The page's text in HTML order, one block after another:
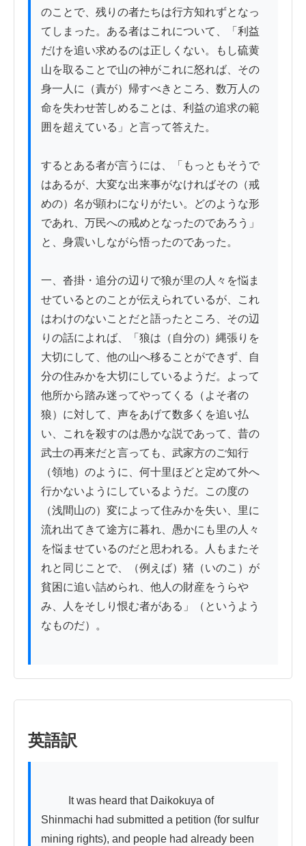
のことで、残りの者たちは行方知れずとなっ
てしまった。ある者はこれについて、「利益
だけを追い求めるのは正しくない。もし硫黄
山を取ることで山の神がこれに怒れば、その
身一人に（責が）帰すべきところ、数万人の
命を失わせ苦しめることは、利益の追求の範
囲を超えている」と言って答えた。
するとある者が言うには、「もっともそうで
はあるが、大変な出来事がなければその（戒
めの）名が顕わになりがたい。どのような形
であれ、万民への戒めとなったのであろう」
と、身震いしながら悟ったのであった。
一、沓掛・追分の辺りで狼が里の人々を悩ま
せているとのことが伝えられているが、これ
はわけのないことだと語ったところ、その辺
りの話によれば、「狼は（自分の）縄張りを
大切にして、他の山へ移ることができず、自
分の住みかを大切にしているようだ。よって
他所から踏み迷ってやってくる（よそ者の
狼）に対して、声をあげて数多くを追い払
い、これを殺すのは愚かな説であって、昔の
武士の再来だと言っても、武家方のご知行
（領地）のように、何十里ほどと定めて外へ
行かないようにしているようだ。この度の
（浅間山の）変によって住みかを失い、里に
流れ出てきて途方に暮れ、愚かにも里の人々
を悩ませているのだと思われる。人もまたそ
れと同じことで、（例えば）猪（いのこ）が
貧困に追い詰められ、他人の財産をうらや
み、人をそしり恨む者がある」（というよう
なものだ）。
英語訳
Shinmachi had submitted a petition (for sulfur
mining rights), and people had already been